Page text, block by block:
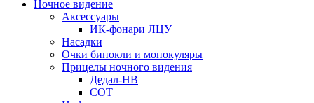
Ночное видение
Аксессуары
ИК-фонари ЛЦУ
Насадки
Очки бинокли и монокуляры
Прицелы ночного видения
Дедал-НВ
СОТ